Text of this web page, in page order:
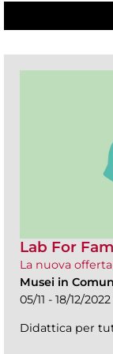
Lab For
La nuova
Musei in
05/11 - 18/12/2022
Didattica per